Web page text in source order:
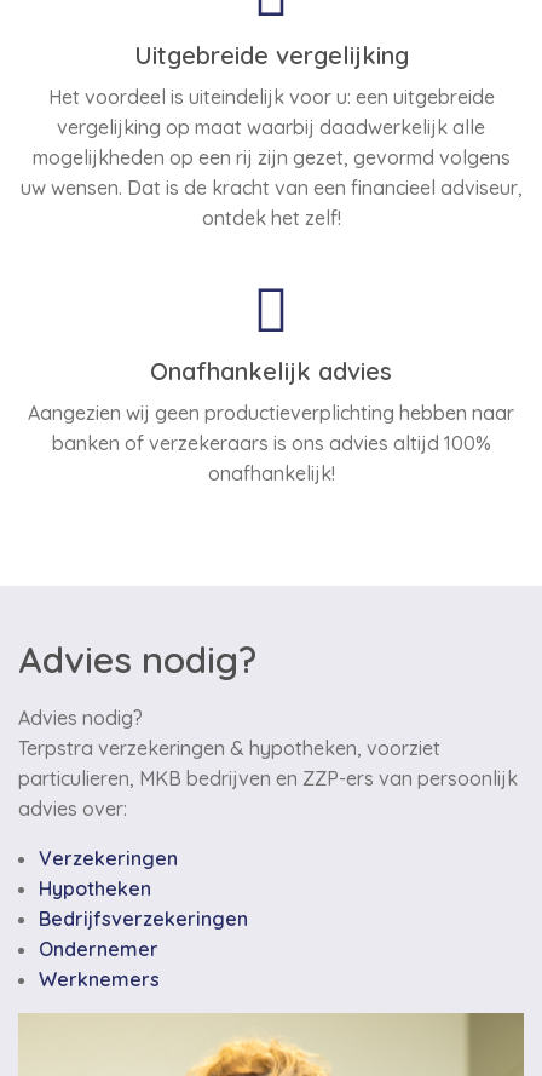
Uitgebreide vergelijking
Het voordeel is uiteindelijk voor u: een uitgebreide
vergelijking op maat waarbij daadwerkelijk alle
mogelijkheden op een rij zijn gezet, gevormd volgens
uw wensen. Dat is de kracht van een financieel adviseur,
ontdek het zelf!
Onafhankelijk advies
Aangezien wij geen productieverplichting hebben naar
banken of verzekeraars is ons advies altijd 100%
onafhankelijk!
Advies nodig?
Advies nodig?
Terpstra verzekeringen & hypotheken, voorziet
particulieren, MKB bedrijven en ZZP-ers van persoonlijk
advies over:
Verzekeringen
Hypotheken
Bedrijfsverzekeringen
Ondernemer
Werknemers